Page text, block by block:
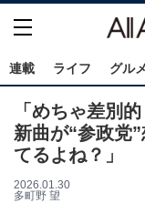
連載 ライフ グルメ
「めちゃ差別
新曲が“参政党
てるよね？」
2026.01.30
多町野 望